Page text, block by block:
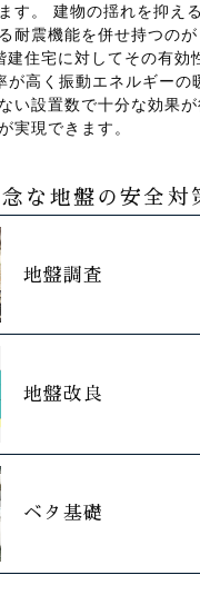
す。 建物の揺れを抑え
耐震機能を併せ持つの
住宅に対してその有効
が高く振動エネルギーの
い設置数で十分な効果
実現できます。
な地盤の安全対
地盤調査
地盤改良
ベタ基礎